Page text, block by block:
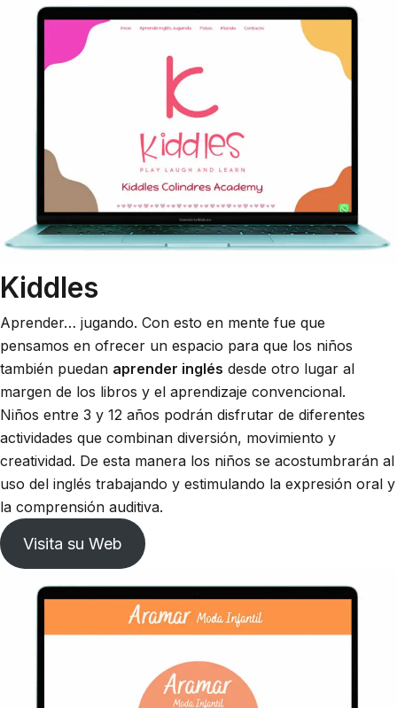
Kiddles
Aprender… jugando. Con esto en mente fue que
pensamos en ofrecer un espacio para que los niños
también puedan aprender inglés desde otro lugar al
margen de los libros y el aprendizaje convencional.
Niños entre 3 y 12 años podrán disfrutar de diferentes
actividades que combinan diversión, movimiento y
creatividad. De esta manera los niños se acostumbrarán al
uso del inglés trabajando y estimulando la expresión oral y
la comprensión auditiva.
Visita su Web